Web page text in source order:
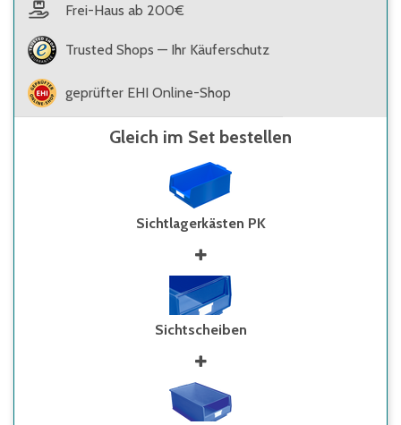
Frei-Haus ab 200€
Trusted Shops — Ihr Käuferschutz
geprüfter EHI Online-Shop
Gleich im Set bestellen
Sichtlagerkästen PK
Sichtscheiben